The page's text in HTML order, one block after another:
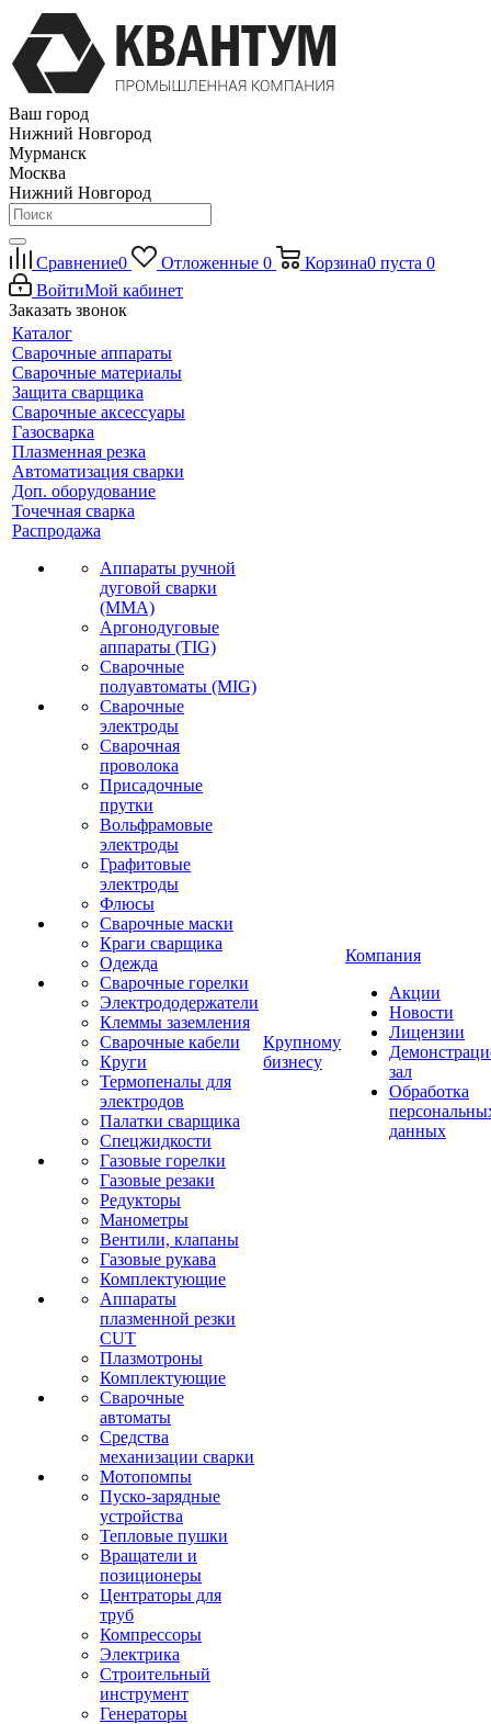
Ваш город
Нижний Новгород
Мурманск
Москва
Нижний Новгород
Сравнение0 Отложенные 0 Корзина0 пуста 0
ВойтиМой кабинет
Заказать звонок
Каталог
Сварочные аппараты
Сварочные материалы
Защита сварщика
Сварочные аксессуары
Газосварка
Плазменная резка
Автоматизация сварки
Доп. оборудование
Точечная сварка
Распродажа
Аппараты ручной
дуговой сварки
(MMA)
Аргонодуговые
аппараты (TIG)
Сварочные
полуавтоматы (MIG)
Сварочные
электроды
Сварочная
проволока
Присадочные
прутки
Вольфрамовые
электроды
Графитовые
электроды
Флюсы
Сварочные маски
Краги сварщика
Одежда
Сварочные горелки
Электрододержатели
Клеммы заземления
Сварочные кабели
Круги
Термопеналы для
электродов
Палатки сварщика
Спецжидкости
Газовые горелки
Газовые резаки
Редукторы
Манометры
Вентили, клапаны
Газовые рукава
Комплектующие
Аппараты
плазменной резки
CUT
Плазмотроны
Комплектующие
Сварочные
автоматы
Средства
механизации сварки
Мотопомпы
Пуско-зарядные
устройства
Тепловые пушки
Вращатели и
позиционеры
Центраторы для
труб
Компрессоры
Электрика
Строительный
инструмент
Генераторы
Крупному
бизнесу
Компания
Акции
Новости
Лицензии
зал
Обработка
данных